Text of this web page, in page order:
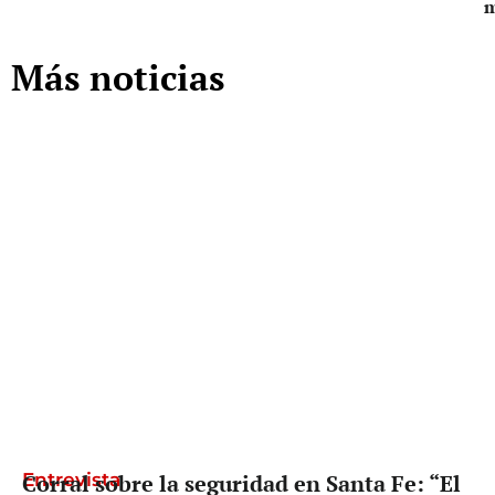
Más noticias
Entrevista
Corral sobre la seguridad en Santa Fe: “El